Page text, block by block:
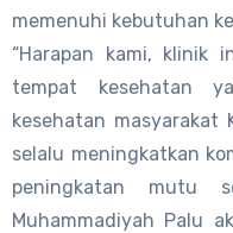
memenuhi kebutuhan
“Harapan kami, klinik
tempat kesehatan
kesehatan masyarakat
selalu meningkatkan
peningkatan mutu
Muhammadiyah Palu